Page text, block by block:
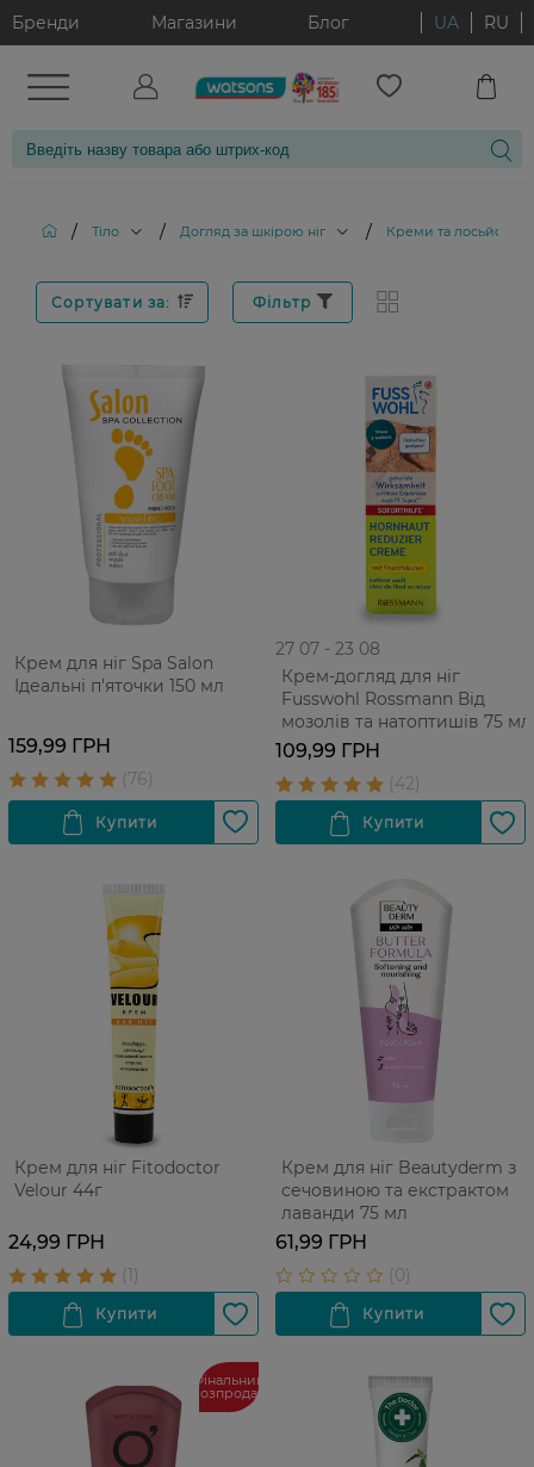
Бренди Магазини Блог UA RU
/ Тіло / Догляд за шкірою ніг / Креми та лосьйони
Сортувати за: Фільтр
Крем для ніг Spa Salon
Ідеальні п'яточки 150 мл
159,99 ГРН
27 07 - 23 08
Крем-догляд для ніг
Fusswohl Rossmann Від
мозолів та натоптишів 75 мл
109,99 ГРН
Крем для ніг Fitodoctor
Velour 44г
24,99 ГРН
Крем для ніг Beautyderm з
сечовиною та екстрактом
лаванди 75 мл
61,99 ГРН
Фінальний
розпродаж